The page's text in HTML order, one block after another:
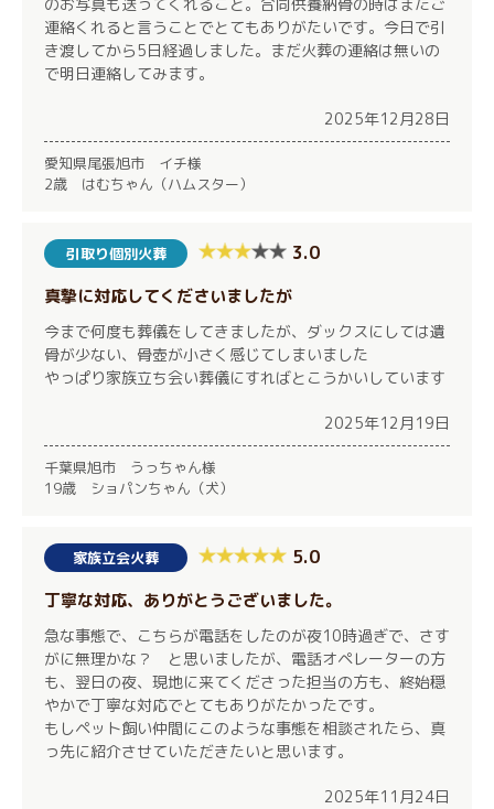
のお写真も送ってくれること。合同供養納骨の時はまたご
連絡くれると言うことでとてもありがたいです。今日で引
き渡してから5日経過しました。まだ火葬の連絡は無いの
で明日連絡してみます。
2025年12月28日
愛知県尾張旭市 イチ様
2歳 はむちゃん（ハムスター）
引取り個別火葬 3.0
真摯に対応してくださいましたが
今まで何度も葬儀をしてきましたが、ダックスにしては遺
骨が少ない、骨壺が小さく感じてしまいました
やっぱり家族立ち会い葬儀にすればとこうかいしています
2025年12月19日
千葉県旭市 うっちゃん様
19歳 ショパンちゃん（犬）
家族立会火葬 5.0
丁寧な対応、ありがとうございました。
急な事態で、こちらが電話をしたのが夜10時過ぎで、さす
がに無理かな？ と思いましたが、電話オペレーターの方
も、翌日の夜、現地に来てくださった担当の方も、終始穏
やかで丁寧な対応でとてもありがたかったです。
もしペット飼い仲間にこのような事態を相談されたら、真
っ先に紹介させていただきたいと思います。
2025年11月24日